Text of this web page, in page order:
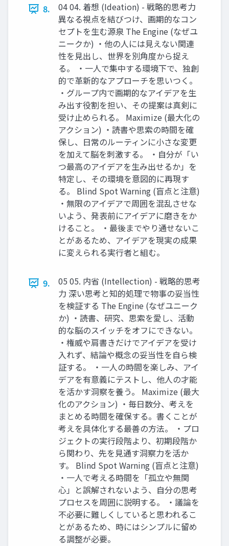
8.
04 04. 着想 (Ideation) - 戦略的思考力
異なる視点を結びつけ、画期的なコン
セプトを生む源泉 The Engine (なぜユ
ニークか) ・他の人には見えない関連
性を見出し、世界を別角度から捉え
る。 ・一人で集中する環境下で、独創
的で革新的なアプローチを思いつく。
・グループ内で画期的なアイデアを生
み出す役割を担い、その提案は真剣に
受け止められる。 Maximize (最大化の
アクション) ・読書や思索の時間を確
保し、日常のルーティンに小さな変更
を加えて脳を刺激する。 ・自分が「い
つ最高のアイデアを生み出せるか」を
特定し、その環境を意図的に再現す
る。 Blind Spot Warning (盲点と注意)
・無限のアイデアで周囲を混乱させな
いよう、発表前にアイデアに磨きをか
けること。 ・最後までやり通せないこ
とがあるため、アイデアを現実の成果
に変えられる実行者と組む。
9.
05 05. 内省 (Intellection) - 戦略的思考
力 深い思考と知的処理で物事の妥当性
を検証する The Engine (なぜユニーク
か) ・読書、研究、思索を愛し、活動
的な脳のスイッチをオフにできない。
・権威や肩書きだけでアイデアを受け
入れず、結論や概念の妥当性を自ら検
証する。 ・一人の時間を楽しみ、アイ
デアを有意義にテストし、他人の才能
を活かす洞察を養う。 Maximize (最大
化のアクション) ・毎日数分、考えを
まとめる時間を確保する。書くことが
考えを具体化する最善の方法。 ・プロ
ジェクトの実行段階より、初期段階か
ら関わり、先を見通す洞察力を活か
す。 Blind Spot Warning (盲点と注意)
・一人で考える時間を「孤立や無関
心」と誤解されないよう、自分の思考
プロセスを周囲に説明する。 ・議論を
不必要に難しくしていると思われるこ
とがあるため、時にはシンプルに留め
る調整が必要。